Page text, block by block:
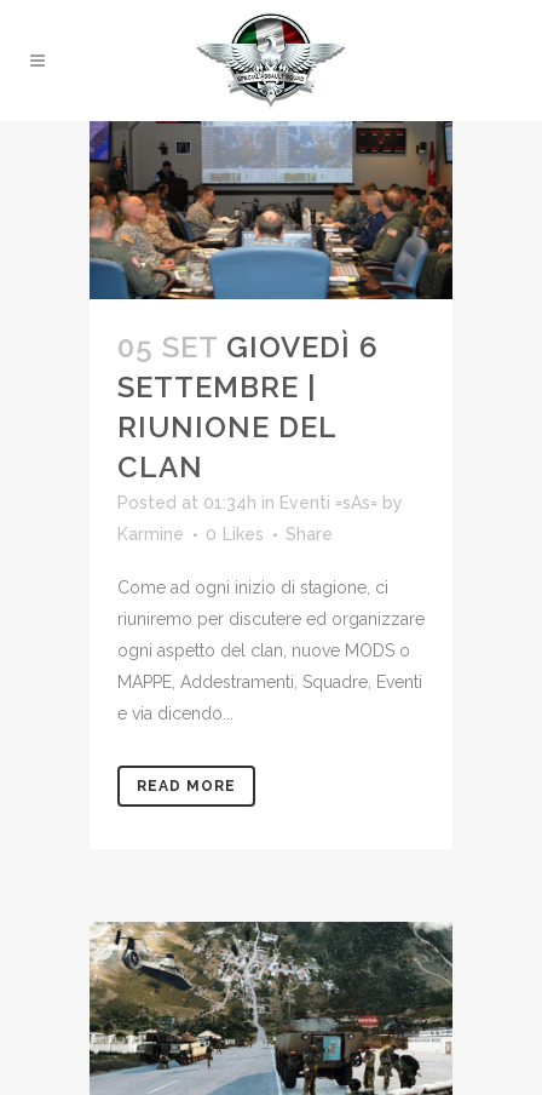
05 SET GIOVEDÌ 6
SETTEMBRE |
RIUNIONE DEL
CLAN
Posted at 01:34h in Eventi =sAs= by
Karmine
0 Likes Share
Come ad ogni inizio di stagione, ci
riuniremo per discutere ed organizzare
ogni aspetto del clan, nuove MODS o
MAPPE, Addestramenti, Squadre, Eventi
e via dicendo...
READ MORE